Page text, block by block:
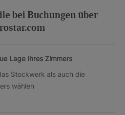
bei Buchungen über
Lage Ihres Zimmers
Stockwerk als auch die
wählen